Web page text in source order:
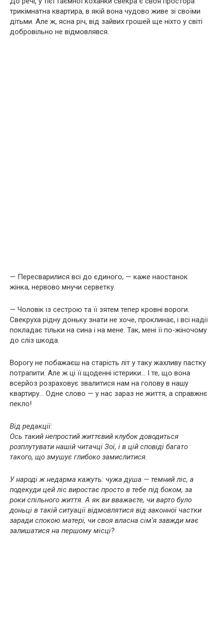
трикімнатна квартира, в якій вона чудово живе зі своїми
дітьми. Але ж, ясна річ, від зайвих грошей ще ніхто у світі
добровільно не відмовлявся.
— Пересварилися всі до єдиного, — каже наостанок
жінка, нервово мнучи серветку.
— Чоловік із сестрою та її зятем тепер кровні вороги.
Свекруха рідну доньку знати не хоче, проклинає, і всі надії
покладає тільки на сина і на мене. Так, мені її по-жіночому
до сліз шкода.
Ворогу не побажаєш на старість літ у таку жахливу пастку
потрапити. Але ж ці її щоденні істерики… І те, що вона
всерйоз розраховує звалитися нам на голову в нашу
квартиру… Одне слово — у нас зараз не життя, а справжнє
пекло!
Від редакції:
Ось такий непростий життєвий клубок доводиться
розплутувати нашій читачці Зої, і в цій сповіді багато
такого, що змушує глибоко замислитися.
У народі ж недарма кажуть: чужа душа — темний ліс, а
подекуди цей ліс виростає просто в тебе під боком, за
роки спільного життя. А як ви вважаєте, чи варто було
доньці в такій ситуації відмовлятися від законної частки
заради спокою матері, чи своя власна сім’я завжди має
залишатися на першому місці?